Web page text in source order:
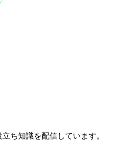
ち知識を配信しています。